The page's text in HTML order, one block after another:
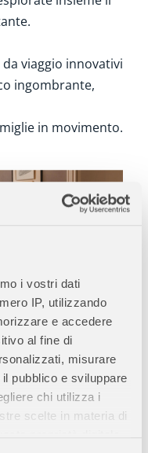
i vostri dati
IP, utilizzando
e accedere
al fine di
misurare
pubblico e sviluppare
chi utilizza i
scelte in materia di